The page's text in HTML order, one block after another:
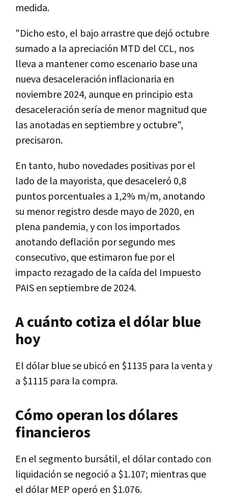
medida.
"Dicho esto, el bajo arrastre que dejó octubre
sumado a la apreciación MTD del CCL, nos
lleva a mantener como escenario base una
nueva desaceleración inflacionaria en
noviembre 2024, aunque en principio esta
desaceleración sería de menor magnitud que
las anotadas en septiembre y octubre",
precisaron.
En tanto, hubo novedades positivas por el
lado de la mayorista, que desaceleró 0,8
puntos porcentuales a 1,2% m/m, anotando
su menor registro desde mayo de 2020, en
plena pandemia, y con los importados
anotando deflación por segundo mes
consecutivo, que estimaron fue por el
impacto rezagado de la caída del Impuesto
PAIS en septiembre de 2024.
A cuánto cotiza el dólar blue
hoy
El dólar blue se ubicó en $1135 para la venta y
a $1115 para la compra.
Cómo operan los dólares
financieros
En el segmento bursátil, el dólar contado con
liquidación se negoció a $1.107; mientras que
el dólar MEP operó en $1.076.